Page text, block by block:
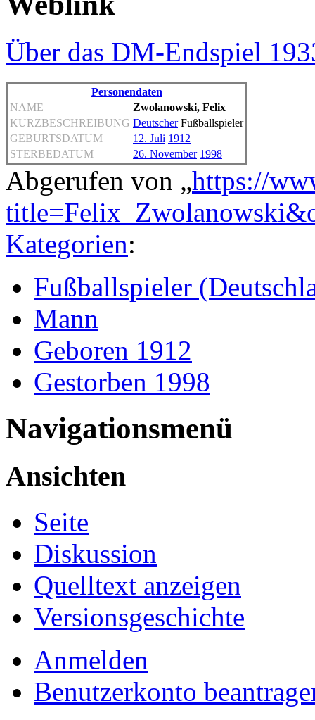
Über das DM-Endspiel
Personendaten
NAME
Zwolanowski, Felix
KURZBESCHREIBUNG DeutscherFußballspieler
GEBURTSDATUM
12. Juli 1912
STERBEDATUM
26. November 1998
Abgerufen von „https://
Kategorien:
Fußballspieler
Mann
Geboren 1912
Gestorben 1998
Navigationsmenü
Ansichten
Seite
Diskussion
Quelltext anzeigen
Versionsgeschichte
Anmelden
Benutzerkonto